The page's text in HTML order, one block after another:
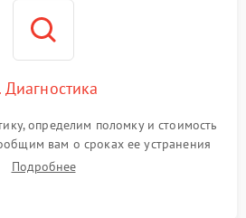
Диагностика
определим поломку и стоимость
вам о сроках ее устранения
Подробнее